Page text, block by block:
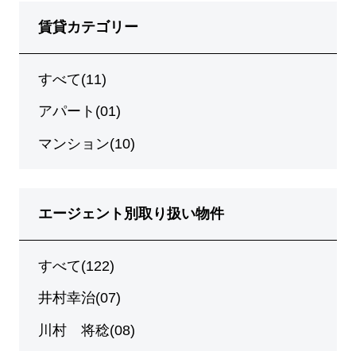
賃貸カテゴリー
すべて(11)
アパート(01)
マンション(10)
エージェント別取り扱い物件
すべて(122)
井村幸治(07)
川村 将稔(08)